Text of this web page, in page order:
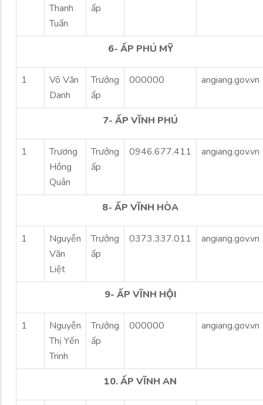
Thanh
Tuấn
ấp
6- ẤP PHÚ MỸ
1
Võ Văn
Danh
Trưởng
ấp
000000 angiang.gov.vn
7- ẤP VĨNH PHÚ
1
Trương
Hồng
Quân
Trưởng
ấp
0946.677.411 angiang.gov.vn
8- ẤP VĨNH HÒA
1
Nguyễn
Văn
Liệt
Trưởng
ấp
0373.337.011 angiang.gov.vn
9- ẤP VĨNH HỘI
1
Nguyễn
Thị Yến
Trinh
Trưởng
ấp
000000 angiang.gov.vn
10. ẤP VĨNH AN